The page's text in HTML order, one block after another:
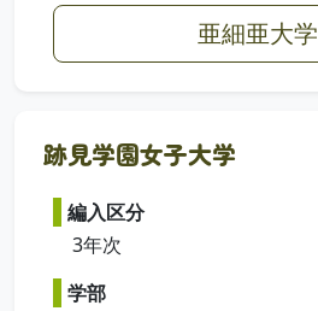
亜細亜大学
跡見学園女子大学
編入区分
3年次
学部